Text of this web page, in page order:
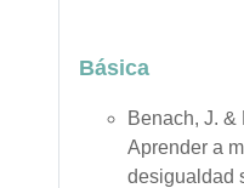
Básica
Benach, J. &
Aprender a
desigualdad